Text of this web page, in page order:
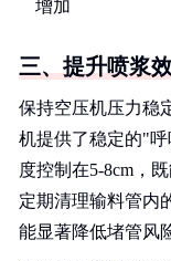
增加
三、提升喷浆
保持空压机压力稳
机提供了稳定的"
度控制在5-8cm，
定期清理输料管内
能显著降低堵管风